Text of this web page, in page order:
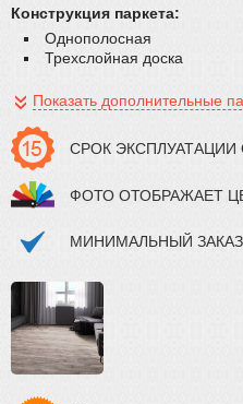
Конструкция паркета:
Однополосная
Трехслойная доска
Показать дополнительные
СРОК ЭКСПЛУАТАЦИИ
ФОТО ОТОБРАЖАЕТ
МИНИМАЛЬНЫЙ ЗАКАЗ